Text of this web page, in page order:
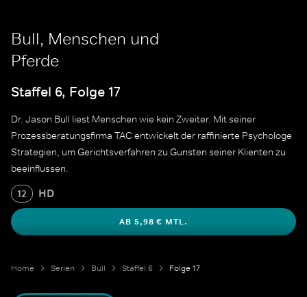
Bull, Menschen und
Pferde
Staffel 6, Folge 17
Dr. Jason Bull liest Menschen wie kein Zweiter. Mit seiner
Prozessberatungsfirma TAC entwickelt der raffinierte Psychologe
Strategien, um Gerichtsverfahren zu Gunsten seiner Klienten zu
beeinflussen.
12 HD
AB 5,98 € MTL.
Home Serien Bull Staffel 6 Folge 17